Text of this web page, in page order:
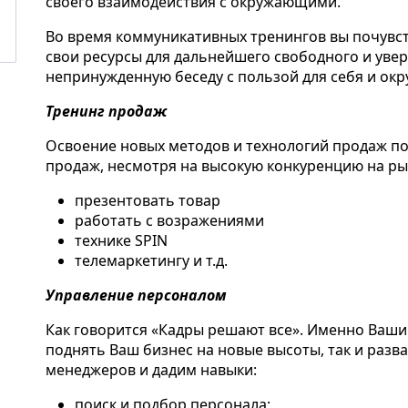
Во время коммуникативных тренингов вы
свои ресурсы для дальнейшего свободного и
непринужденную беседу с пользой для себя и
Тренинг продаж
Освоение новых методов и технологий продаж
продаж, несмотря на высокую конкуренцию на
презентовать товар
работать с возражениями
технике SPIN
телемаркетингу и т.д.
Управление персоналом
Как говорится «Кадры решают все». Именно
поднять Ваш бизнес на новые высоты, так и
менеджеров и дадим навыки: